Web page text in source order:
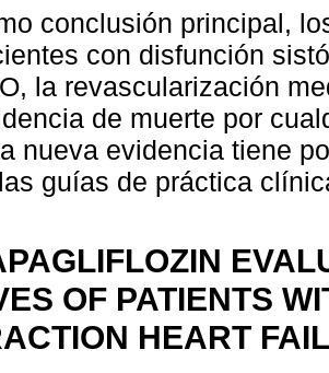
conclusión principal,
con disfunción
la revascularización
de muerte por
nueva evidencia tiene
guías de práctica
OF PATIENTS
HEART